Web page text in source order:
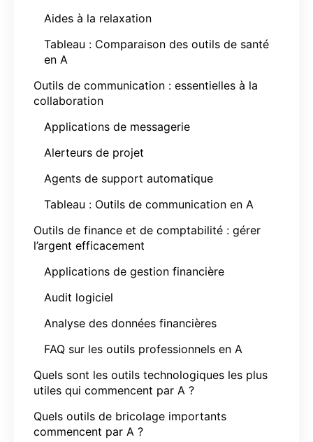
Aides à la relaxation
Tableau : Comparaison des outils de santé
en A
Outils de communication : essentielles à la
collaboration
Applications de messagerie
Alerteurs de projet
Agents de support automatique
Tableau : Outils de communication en A
Outils de finance et de comptabilité : gérer
l’argent efficacement
Applications de gestion financière
Audit logiciel
Analyse des données financières
FAQ sur les outils professionnels en A
Quels sont les outils technologiques les plus
utiles qui commencent par A ?
Quels outils de bricolage importants
commencent par A ?